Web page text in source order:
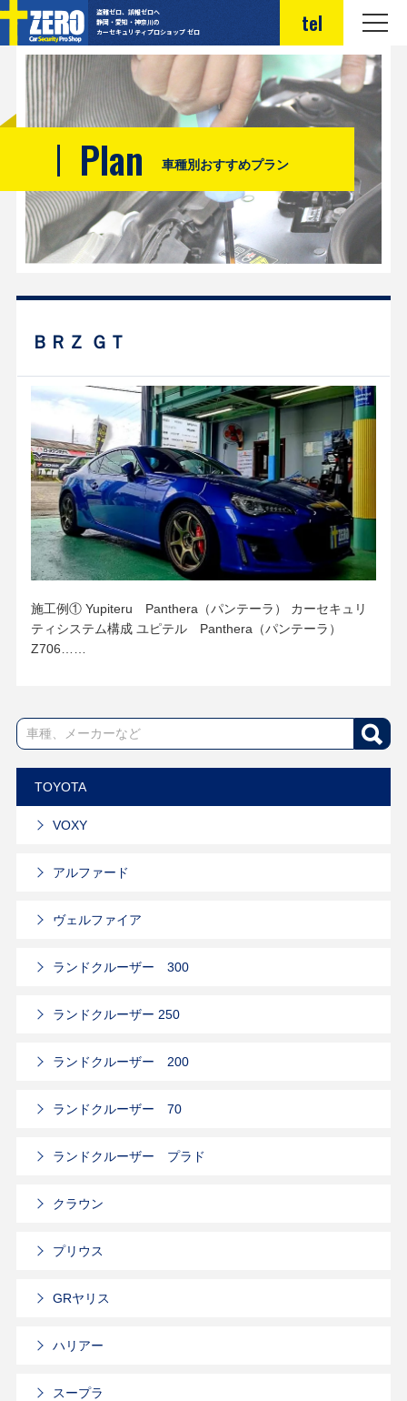
盗難ゼロ、誤報ゼロへ
静岡・愛知・神奈川の
カーセキュリティプロショップ ゼロ
tel
Plan 車種別おすすめプラン
ＢＲＺ ＧＴ
施工例① Yupiteru Panthera（パンテーラ） カーセキュリ
ティシステム構成 ユピテル Panthera（パンテーラ）
Z706……
TOYOTA
VOXY
アルファード
ヴェルファイア
ランドクルーザー 300
ランドクルーザー 250
ランドクルーザー 200
ランドクルーザー 70
ランドクルーザー プラド
クラウン
プリウス
GRヤリス
ハリアー
スープラ